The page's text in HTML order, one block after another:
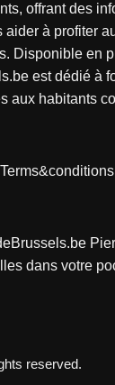
offrant des
à profiter
Disponible en
est dédié à
aux habitants
Terms&conditions
dans votre
reserved.